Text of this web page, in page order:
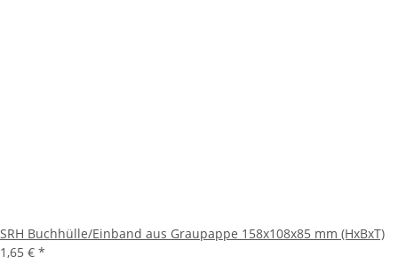
SRH Buchhülle/Einband aus Graupappe 158x108x85 mm (HxBxT)
1,65 € *